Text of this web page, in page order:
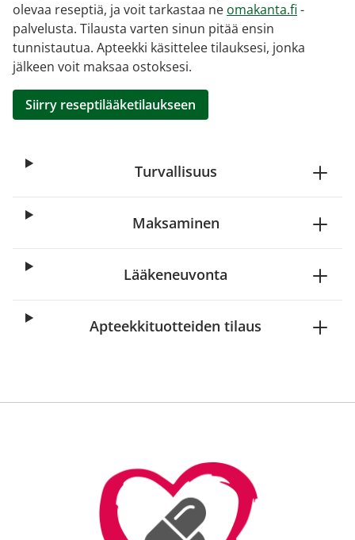
olevaa reseptiä, ja voit tarkastaa ne omakanta.fi -
palvelusta. Tilausta varten sinun pitää ensin
tunnistautua. Apteekki käsittelee tilauksesi, jonka
jälkeen voit maksaa ostoksesi.
Siirry reseptilääketilaukseen
Turvallisuus
Maksaminen
Lääkeneuvonta
Apteekkituotteiden tilaus